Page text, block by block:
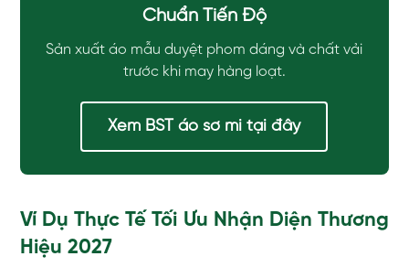
Chuẩn Tiến Độ
Sản xuất áo mẫu duyệt phom dáng và chất vải
trước khi may hàng loạt.
Xem BST áo sơ mi tại đây
Ví Dụ Thực Tế Tối Ưu Nhận Diện Thương
Hiệu 2027